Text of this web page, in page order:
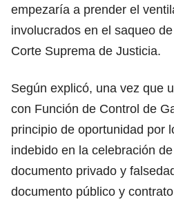
empezaría a prender el
involucrados en el saqueo
Corte Suprema de Justicia.
Según explicó, una vez que
con Función de Control de
principio de oportunidad por
indebido en la celebración
documento privado y
documento público y